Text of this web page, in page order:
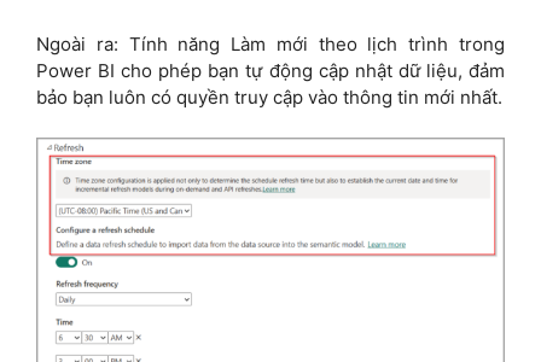
Ngoài ra: Tính năng Làm mới theo lịch trình trong
Power BI cho phép bạn tự động cập nhật dữ liệu, đảm
bảo bạn luôn có quyền truy cập vào thông tin mới nhất.